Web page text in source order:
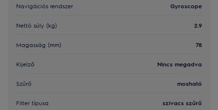
Navigációs rendszer Gyroscope
Nettó súly (kg) 2.9
Magasság (mm) 78
Kijelző Nincs megadva
Szűrő mosható
Filter típusa szivacs szűrő